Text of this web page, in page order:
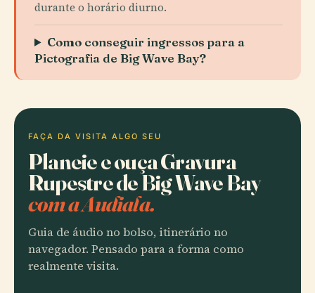
durante o horário diurno.
Como conseguir ingressos para a
Pictografia de Big Wave Bay?
FAÇA DA VISITA ALGO SEU
Planeie e ouça Gravura
Rupestre de Big Wave Bay
com a Audiala.
Guia de áudio no bolso, itinerário no
navegador. Pensado para a forma como
realmente visita.